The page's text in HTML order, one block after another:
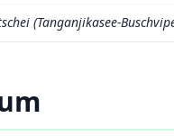
(Tanganjikasee-